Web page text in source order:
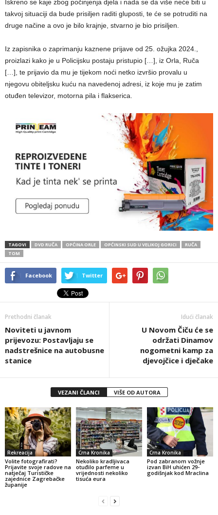
Iskreno se kaje zbog počinjenja djela i nada se da više neće biti u
takvoj situaciji da bude prisiljen raditi gluposti, te će se potruditi na
druge načine a ovo je bilo krajnje, stvarno je bio prisiljen.
Iz zapisnika o zaprimanju kaznene prijave od 25. ožujka 2024.,
proizlazi kako je u Policijsku postaju pristupio […], iz Orla, Ruča
[…], te prijavio da mu je tijekom noći netko izvršio provalu u
njegovu obiteljsku kuću na navedenoj adresi, iz koje mu je zatim
otuđen televizor, motorna pila i flakserica.
TAGOVI DVD RUČA OPĆINA ORLE OPĆINSKI SUD U VELIKOJ GORICI
RUČA
TOM
Facebook Twitter
Prethodni članak
Noviteti u javnom
prijevozu: Postavljaju se
nadstrešnice na autobusne
stanice
Idući članak
U Novom Čiču će se
održati Dinamov
nogometni kamp za
djevojčice i dječake
VEZANI ČLANCI VIŠE OD AUTORA
Rekreacija
Volite fotografirati?
Prijavite svoje radove na
natječaj Turističke
zajednice Zagrebačke
županije
Crna Kronika
Nekoliko kradljivaca
otuđilo parfeme u
vrijednosti nekoliko
tisuća eura
Crna Kronika
Pod zabranom vožnje
izvan BiH uhićen 29-
godišnjak kod Mraclina